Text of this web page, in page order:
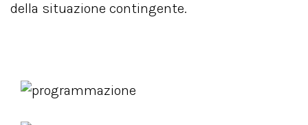
della situazione contingente.